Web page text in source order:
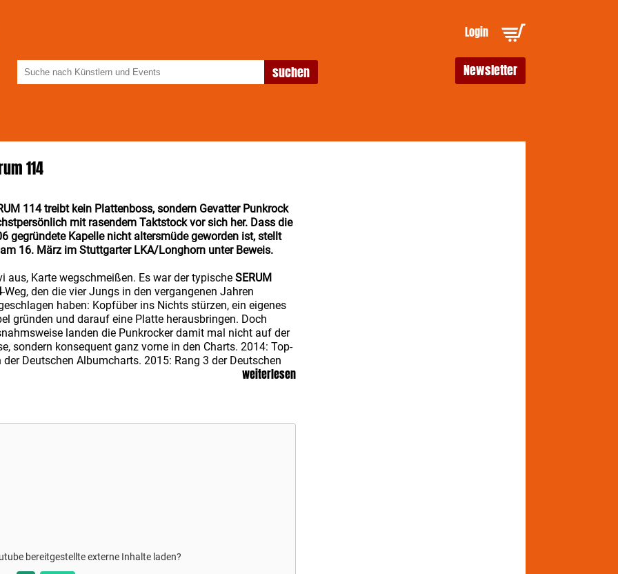
Login
Newsletter
114
114 treibt kein Plattenboss, sondern Gevatter Punkrock
mit rasendem Taktstock vor sich her. Dass die
gegründete Kapelle nicht altersmüde geworden ist, stellt
16. März im Stuttgarter LKA/Longhorn unter Beweis.
aus, Karte wegschmeißen. Es war der typische SERUM
-Weg, den die vier Jungs in den vergangenen Jahren
haben: Kopfüber ins Nichts stürzen, ein eigenes
gründen und darauf eine Platte herausbringen. Doch
landen die Punkrocker damit mal nicht auf der
sondern konsequent ganz vorne in den Charts. 2014: Top-
der Deutschen Albumcharts. 2015: Rang 3 der Deutschen
DVD- Charts. 2016: Platz 3 der Deutschen Albumcharts.
2022 bleiben gültig.
weiterlesen
bereitgestellte externe Inhalte laden?